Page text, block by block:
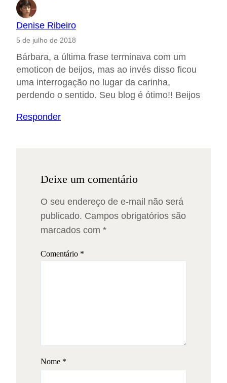
Denise Ribeiro
5 de julho de 2018
Bárbara, a última frase terminava com um
emoticon de beijos, mas ao invés disso ficou
uma interrogação no lugar da carinha,
perdendo o sentido. Seu blog é ótimo!! Beijos
Responder
Deixe um comentário
O seu endereço de e-mail não será
publicado. Campos obrigatórios são
marcados com *
Comentário *
Nome *